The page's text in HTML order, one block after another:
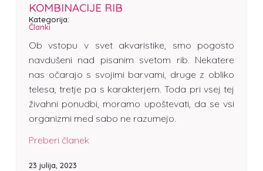
KOMBINACIJE RIB
Kategorija:
Članki
Ob vstopu v svet akvaristike, smo pogosto
navdušeni nad pisanim svetom rib. Nekatere
nas očarajo s svojimi barvami, druge z obliko
telesa, tretje pa s karakterjem. Toda pri vsej tej
živahni ponudbi, moramo upoštevati, da se vsi
organizmi med sabo ne razumejo.
Preberi članek
23 julija, 2023